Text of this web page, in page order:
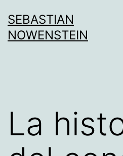
au
contenu
SEBASTIAN
NOWENSTEIN
La